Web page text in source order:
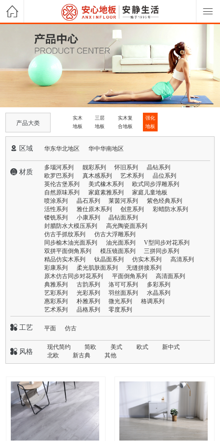
产品大类
实木
地板
三层
地板
实木复
合地板
强化
地板
 区域 华东华北地区 华中华南地区
 材质
多瑙河系列 靓彩系列 怀旧系列
晶钻系列
欧罗巴系列
真木感系列 艺术系列
品位系列
英伦古堡系列
美式橡木系列
欧式同步浮雕系列
自然原味系列
家庭素雅系列
家庭儿童地板
喷涂系列
晶石系列 莱茵河系列
紫色经典系列
活性系列
雅仕原木系列 创意系列
彩蜡防水系列
镂铣系列
小康系列
晶钻面系列
封腊防水大模压系列
高光陶瓷面系列
仿古手抓纹系列
仿古大浮雕系列
同步榆木油光面系列
油光面系列
V型同步对花系列
双拼平面倒角系列
模压镜面系列
三拼同步系列
精品仿实木系列
钛晶面系列 仿实木系列
高清系列
彩康系列
柔光肌肤面系列
无缝拼接系列
原木仿古同步对花系列
平面倒角系列
高清面系列
典雅系列
古韵系列 洛可可系列
多彩系列
艺彩系列
光彩系列 羽丝面系列
水晶系列
惠彩系列
朴雅系列 微光系列
格调系列
艺术系列
品格系列 零度系列
 工艺 平面 仿古
 风格
现代简约 简欧 美式 欧式
新中式
北欧
新古典 其他